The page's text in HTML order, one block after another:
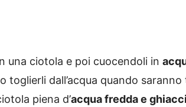
una ciotola e poi cuocendoli in
toglierli dall’acqua quando saranno
piena d’acqua fredda e